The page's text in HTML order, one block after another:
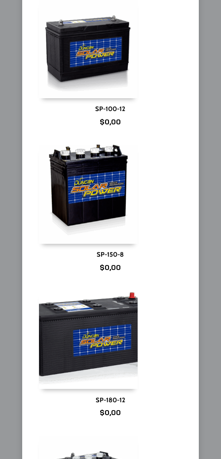
SP-100-12
$0,00
SP-150-8
$0,00
SP-180-12
$0,00